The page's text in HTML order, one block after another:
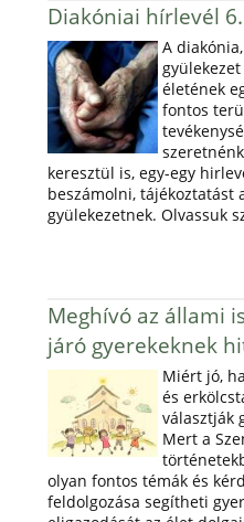
Diakóniai hírlevél 6.
A
gyülekezet
életének
fontos
keresztül is, egy-egy
beszámolni, tájékoztatást
gyülekezetnek. Olvassuk
Meghívó az állami
járó gyerekeknek
Miért jó,
és
választják
Mert a
olyan fontos témák és
feldolgozása segítheti